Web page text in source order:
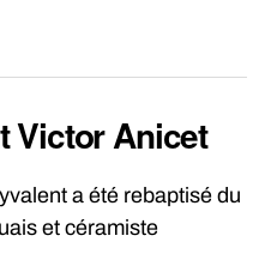
Victor Anicet
a été rebaptisé du
et céramiste